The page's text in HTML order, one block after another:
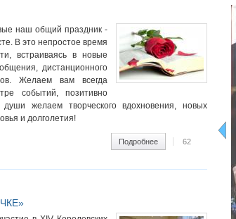
наш общий праздник -
В это непростое время
встраиваясь в новые
дистанционного
Желаем вам всегда
событий, позитивно
желаем творческого вдохновения, новых
и долголетия!
Подробнее о С
62